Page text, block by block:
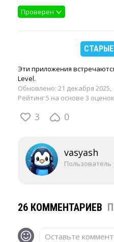
Проверен
Эти приложения
Level.
Обновлено: 21 декабря 2025,
Рейтинг 5 на основе 3
3 0
vasyash
Пользователь
26 КОММЕНТАРИЕВ
Оставьте